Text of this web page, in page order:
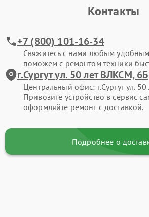
Контакты
+7 (800) 101-16-34
Свяжитесь с нами любым
поможем с ремонтом техники
г.Сургут ул. 50 лет ВЛКСМ, 6Б
Центральный офис: г.Сургут ул.
Привозите устройство в сервис
оформляйте ремонт с доставкой.
Подробнее о